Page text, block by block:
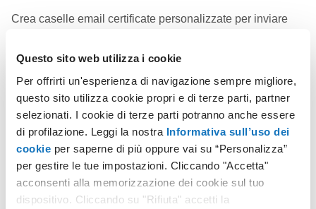
Questo sito web utilizza i cookie
Per offrirti un'esperienza di navigazione sempre migliore,
questo sito utilizza cookie propri e di terze parti, partner
selezionati. I cookie di terze parti potranno anche essere
di profilazione. Leggi la nostra Informativa sull’uso dei
cookie per saperne di più oppure vai su “Personalizza”
per gestire le tue impostazioni. Cliccando "Accetta"
acconsenti alla memorizzazione dei cookie sul tuo
dispositivo. Cliccando su "Rifiuta" accetti la
Crea caselle email certificate personalizzate per inviare
ricevuta di ritorno.
Scopri di più
Soluzioni WordPress